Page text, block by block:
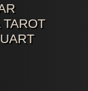
TAROT